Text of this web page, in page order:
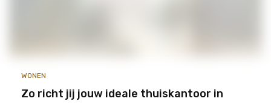
WONEN
Zo richt jij jouw ideale thuiskantoor in